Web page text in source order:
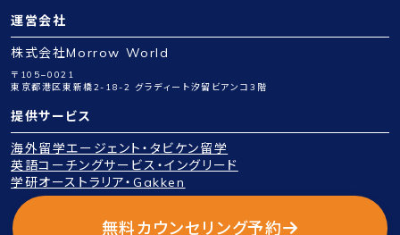
運営会社
株式会社Morrow World
〒105−0021
東京都港区東新橋2-18-2 グラディート汐留ビアンコ3階
提供サービス
海外留学エージェント・タビケン留学
英語コーチングサービス・イングリード
学研オーストラリア・Gakken
Copyright © 2026 Morrow World Inc. All Rights Reserved.
無料カウンセリング予約